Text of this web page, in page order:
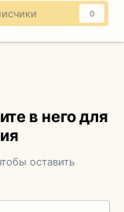
0
в него для
оставить